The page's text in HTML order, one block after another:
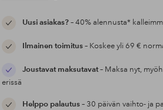
Uusi asiakas?– 40% alennusta*
Ilmainen toimitus– Koskee yli 69 €
Joustavat maksutavat– Maksa nyt,
erissä
Helppo palautus– 30 päivän vaihto- ja